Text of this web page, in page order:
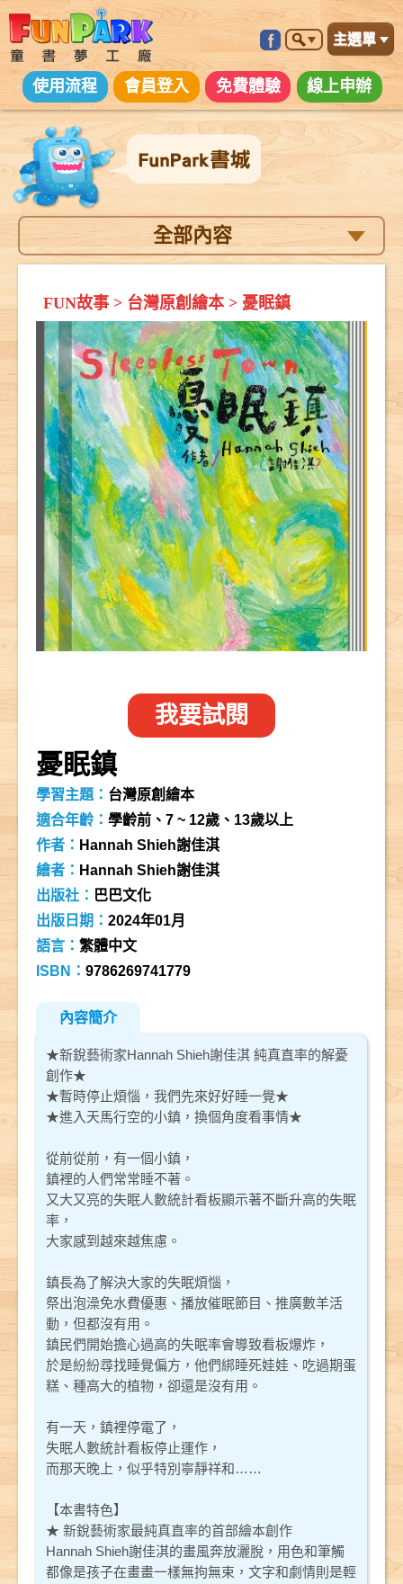
主選單
線上申辦
免費體驗
會員登入
使用流程
全部內容
FUN故事> 台灣原創繪本> 憂眠鎮
我要試閱
憂眠鎮
學習主題： 台灣原創繪本
適合年齡：學齡前、7 ~ 12歲、13歲以上
作者： Hannah Shieh謝佳淇
繪者： Hannah Shieh謝佳淇
出版社： 巴巴文化
出版日期：2024年01月
語言：繁體中文
ISBN：9786269741779
內容簡介
★新銳藝術家Hannah Shieh謝佳淇 純真直率的解憂
創作★
★暫時停止煩惱，我們先來好好睡一覺★
★進入天馬行空的小鎮，換個角度看事情★
從前從前，有一個小鎮，
鎮裡的人們常常睡不著。
又大又亮的失眠人數統計看板顯示著不斷升高的失眠
率，
大家感到越來越焦慮。
鎮長為了解決大家的失眠煩惱，
祭出泡澡免水費優惠、播放催眠節目、推廣數羊活
動，但都沒有用。
鎮民們開始擔心過高的失眠率會導致看板爆炸，
於是紛紛尋找睡覺偏方，他們綁睡死娃娃、吃過期蛋
糕、種高大的植物，卻還是沒有用。
有一天，鎮裡停電了，
失眠人數統計看板停止運作，
而那天晚上，似乎特別寧靜祥和……
【本書特色】
★ 新銳藝術家最純真直率的首部繪本創作
Hannah Shieh謝佳淇的畫風奔放灑脫，用色和筆觸
都像是孩子在畫畫一樣無拘無束，文字和劇情則是輕